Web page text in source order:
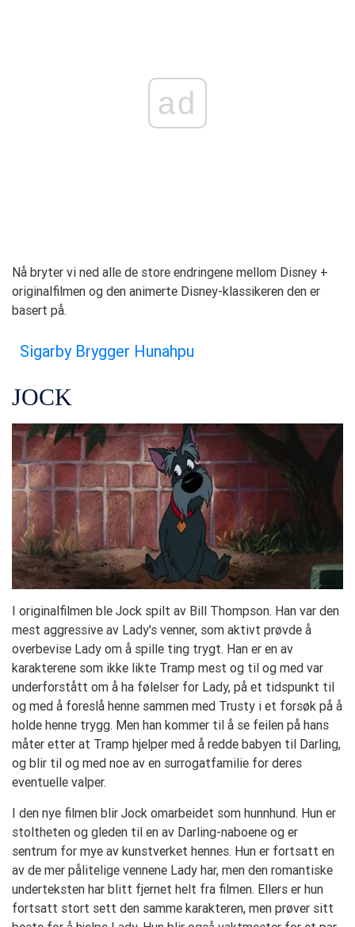
ad
Nå bryter vi ned alle de store endringene mellom Disney +
originalfilmen og den animerte Disney-klassikeren den er
basert på.
Sigarby Brygger Hunahpu
JOCK
I originalfilmen ble Jock spilt av Bill Thompson. Han var den
mest aggressive av Lady's venner, som aktivt prøvde å
overbevise Lady om å spille ting trygt. Han er en av
karakterene som ikke likte Tramp mest og til og med var
underforstått om å ha følelser for Lady, på et tidspunkt til
og med å foreslå henne sammen med Trusty i et forsøk på å
holde henne trygg. Men han kommer til å se feilen på hans
måter etter at Tramp hjelper med å redde babyen til Darling,
og blir til og med noe av en surrogatfamilie for deres
eventuelle valper.
I den nye filmen blir Jock omarbeidet som hunnhund. Hun er
stoltheten og gleden til en av Darling-naboene og er
sentrum for mye av kunstverket hennes. Hun er fortsatt en
av de mer pålitelige vennene Lady har, men den romantiske
underteksten har blitt fjernet helt fra filmen. Ellers er hun
fortsatt stort sett den samme karakteren, men prøver sitt